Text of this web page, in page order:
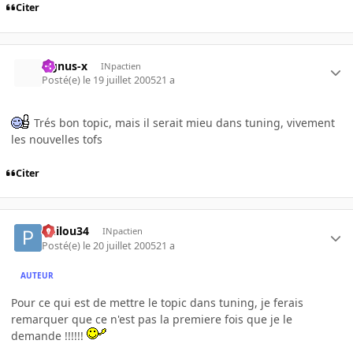
Citer
cignus-x INpactien
Posté(e) le 19 juillet 200521 a
Trés bon topic, mais il serait mieu dans tuning, vivement
les nouvelles tofs
Citer
Philou34 INpactien
Posté(e) le 20 juillet 200521 a
AUTEUR
Pour ce qui est de mettre le topic dans tuning, je ferais
remarquer que ce n'est pas la premiere fois que je le
demande !!!!!!